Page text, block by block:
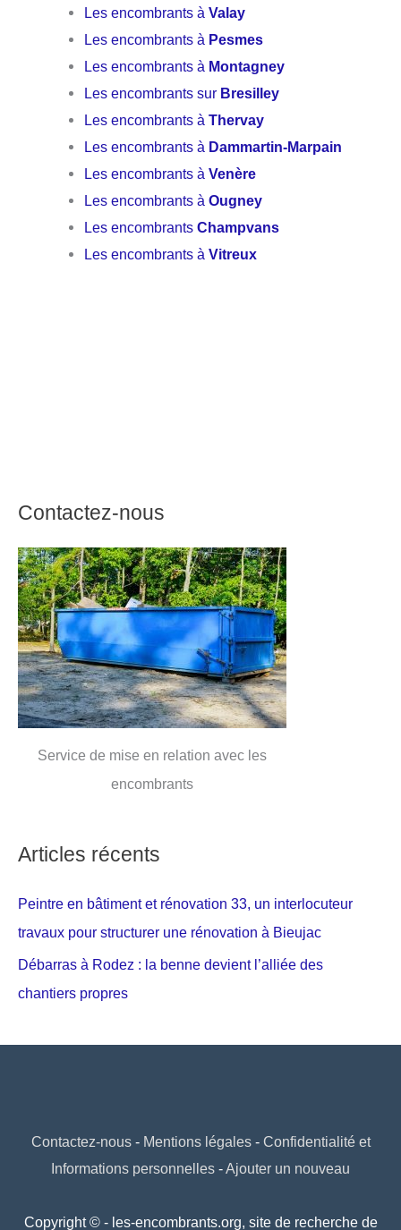
Les encombrants àValay
Les encombrants à Pesmes
Les encombrants à Montagney
Les encombrants sur Bresilley
Les encombrants àThervay
Les encombrants à Dammartin-Marpain
Les encombrants àVenère
Les encombrants àOugney
Les encombrantsChampvans
Les encombrants àVitreux
Contactez-nous
Service de mise en relation avec les
encombrants
Articles récents
Peintre en bâtiment et rénovation 33, un interlocuteur
travaux pour structurer une rénovation à Bieujac
Débarras à Rodez : la benne devient l’alliée des
chantiers propres
Contactez-nous- Mentions légales- Confidentialité et
Informations personnelles -Ajouter un nouveau
Copyright © - les-encombrants.org, site de recherche de